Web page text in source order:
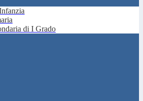
di I Grado